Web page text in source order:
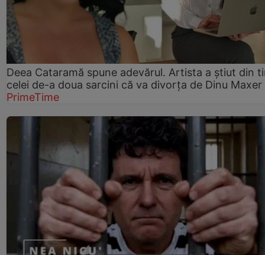
Deea Cataramă spune adevărul. Artista a știut din
celei de-a doua sarcini că va divorța de Dinu Maxer
PrimeTime